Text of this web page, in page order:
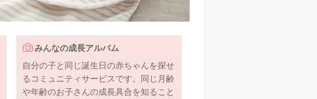
みんなの成長アルバム
自分の子と同じ誕生日の赤ちゃんを探せ
るコミュニティサービスです。同じ月齢
や年齢のお子さんの成長具合を知ること